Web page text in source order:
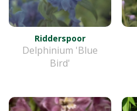
Ridderspoor
Delphinium 'Blue
Bird'